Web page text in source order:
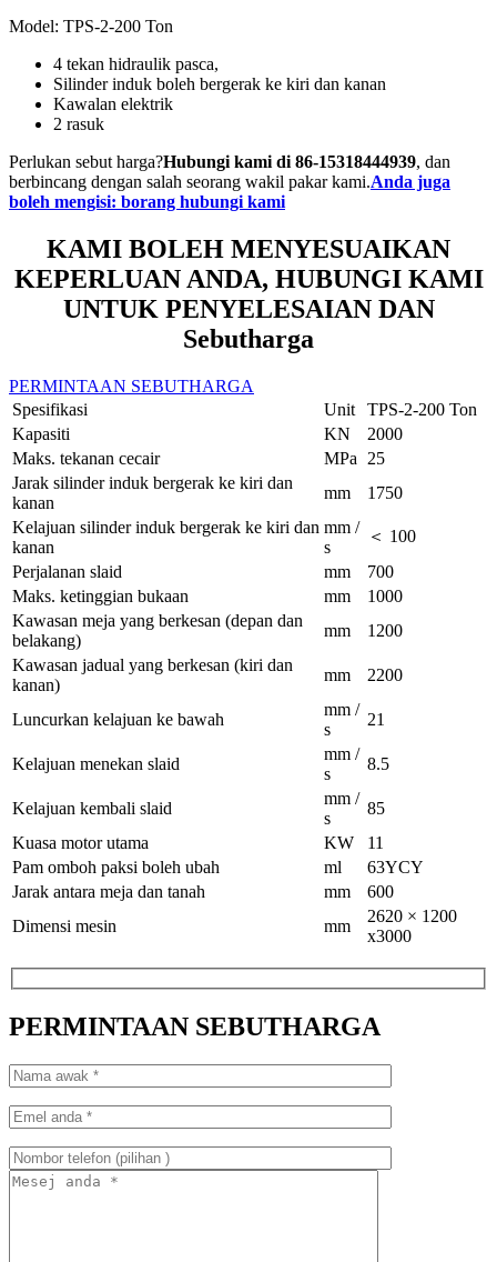
Model: TPS-2-200 Ton
4 tekan hidraulik pasca,
Silinder induk boleh bergerak ke kiri dan kanan
Kawalan elektrik
2 rasuk
Perlukan sebut harga?Hubungi kami di 86-15318444939, dan
berbincang dengan salah seorang wakil pakar kami.Anda juga
boleh mengisi: borang hubungi kami
KAMI BOLEH MENYESUAIKAN
KEPERLUAN ANDA, HUBUNGI KAMI
UNTUK PENYELESAIAN DAN
Sebutharga
PERMINTAAN SEBUTHARGA
Spesifikasi
Unit
TPS-2-200 Ton
Kapasiti
KN
2000
Maks. tekanan cecair
MPa
25
Jarak silinder induk bergerak ke kiri dan
kanan
mm
1750
Kelajuan silinder induk bergerak ke kiri dan
kanan
mm /
s
＜ 100
Perjalanan slaid
mm
700
Maks. ketinggian bukaan
mm
1000
Kawasan meja yang berkesan (depan dan
belakang)
mm
1200
Kawasan jadual yang berkesan (kiri dan
kanan)
mm 2200
Luncurkan kelajuan ke bawah
mm /
s
21
Kelajuan menekan slaid
mm /
s
8.5
Kelajuan kembali slaid
mm /
s
85
Kuasa motor utama
KW
11
Pam omboh paksi boleh ubah
ml
63YCY
Jarak antara meja dan tanah
mm
600
Dimensi mesin
mm
2620 × 1200
x3000
PERMINTAAN SEBUTHARGA